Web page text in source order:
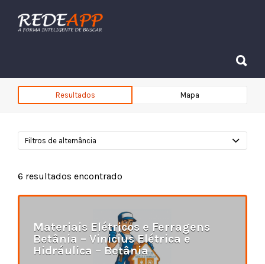
Procurar:
Resultados Mapa
Filtros de alternância
6 resultados encontrado
Materiais Elétricos e Ferragens
Betânia – Vinicius Elétrica e
Hidráulica – Betânia